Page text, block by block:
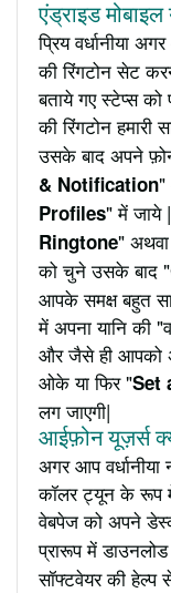
एंड्राइड
प्रिय वर्धानीया
की रिंगटोन सेट
बताये गए स्टेप्स को
की रिंगटोन हमारी
उसके बाद अपने
& Notification"
Profiles" में जाये
Ringtone"
को चुने उसके बाद "
आपके समक्ष बहुत
में अपना यानि की
और जैसे ही आपको
ओके या फिर "Set
लग जाएगी|
आईफ़ोन यूज़र्स
अगर आप
कॉलर ट्यून के रूप
वेबपेज को अपने
प्रारूप में
सॉफ्टवेयर की